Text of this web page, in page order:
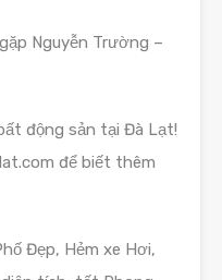
Nguyễn Trường –
động sản tại Đà Lạt!
để biết thêm
Đẹp, Hẻm xe Hơi,